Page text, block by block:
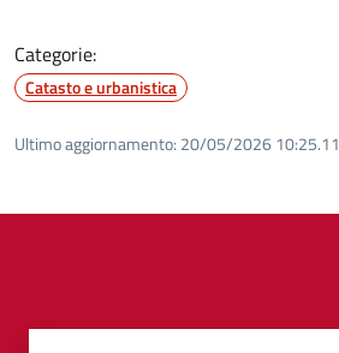
Categorie:
Catasto e urbanistica
Ultimo aggiornamento: 20/05/2026 10:25.11